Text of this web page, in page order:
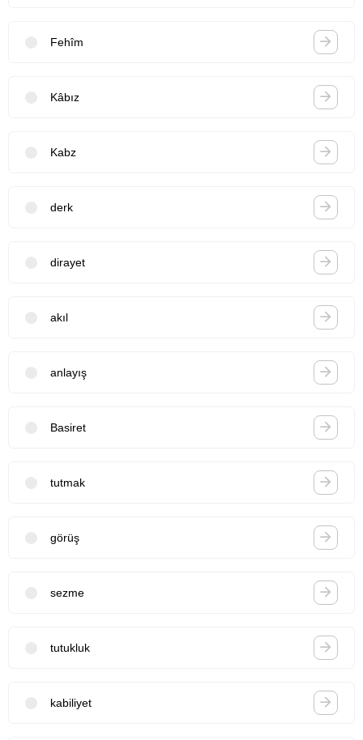
Fehîm
Kâbız
Kabz
derk
dirayet
akıl
anlayış
Basiret
tutmak
görüş
sezme
tutukluk
kabiliyet